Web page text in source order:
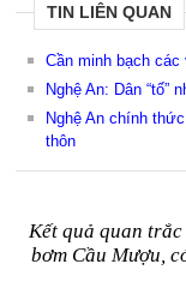
TIN LIÊN QUAN
Cần minh bạch
Nghệ An: Dân
Nghệ An chính
thôn
Kết quả quan
bơm Cầu Mượu,